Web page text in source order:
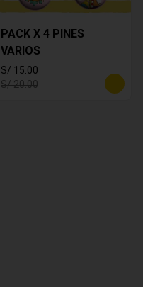
PACK X 4 PINES
VARIOS
S/ 15.00
S/ 20.00